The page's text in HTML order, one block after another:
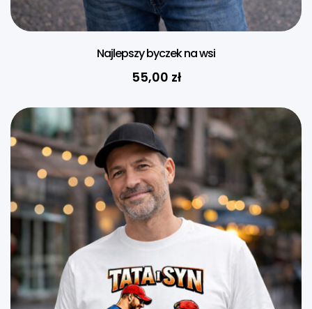
Najlepszy byczek na wsi
55,00 zł